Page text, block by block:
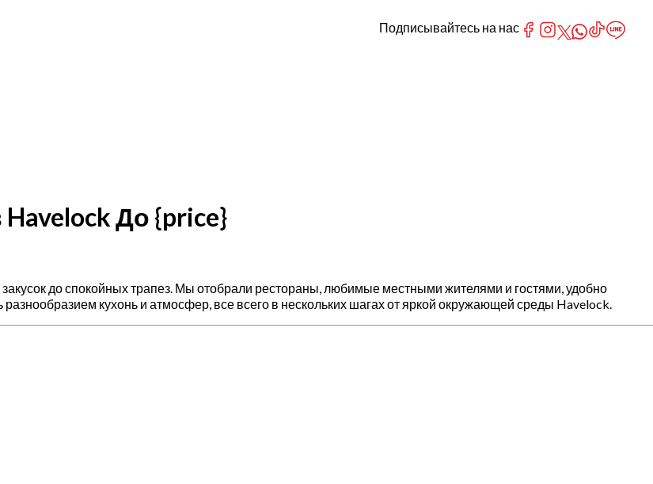
До {price}
до спокойных трапез. Мы отобрали рестораны, любимые местными жителями и гостями, удобно
кухонь и атмосфер, все всего в нескольких шагах от яркой окружающей среды Havelock.
Подписывайтесь на нас